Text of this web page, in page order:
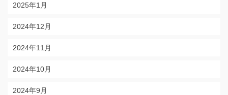
2025年1月
2024年12月
2024年11月
2024年10月
2024年9月